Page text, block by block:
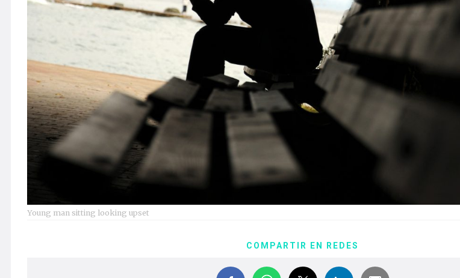
Young man sitting looking upset
COMPARTIR EN REDES